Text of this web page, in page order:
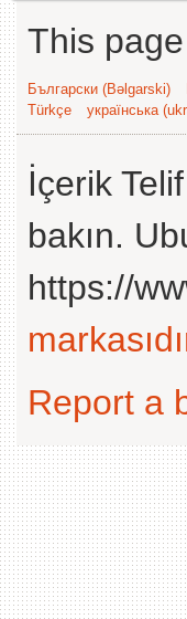
This
Български (Bəlgarski)
Türkçe
українська
İçerik
bakın.
https://
Report a